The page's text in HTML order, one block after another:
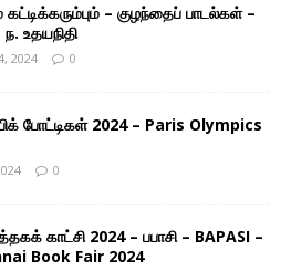
கட்டிக்கரும்பும் – குழந்தைப் பாடல்கள் –
உதயநிதி
2024 0
போட்டிகள் 2024 – Paris Olympics
0
காட்சி 2024 – பபாசி – BAPASI –
Book Fair 2024